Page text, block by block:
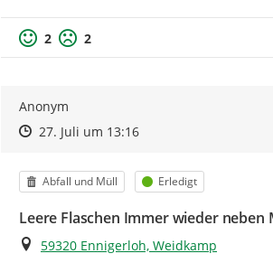
2 2
Anonym
Zeitpunkt des Erstellens
Zeitpunkt des Erstellens
27. Juli um 13:16Zur Äußerung
Kategorie
Abfall und Müll Status
Erledigt
Leere Flaschen Immer wieder neben
Ort
59320 Ennigerloh, Weidkamp